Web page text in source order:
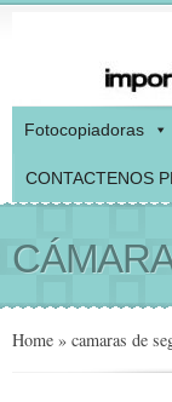
Fotocopiadoras
CONTACTENOS
Home » camaras de